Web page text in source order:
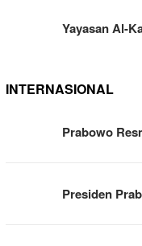
Yayasan Al-
INTERNASIONAL
Prabowo
Presiden